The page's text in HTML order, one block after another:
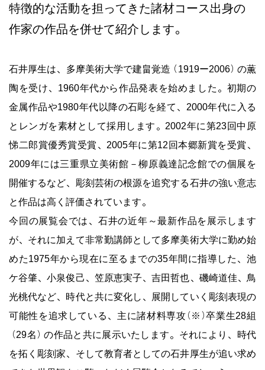
特徴的な活動を担ってきた諸材コース出身の
作家の作品を併せて紹介します。
石井厚生は、多摩美術大学で建畠覚造（1919ー2006）の薫
陶を受け、1960年代から作品発表を始めました。初期の
金属作品や1980年代以降の石彫を経て、2000年代に入る
とレンガを素材として採用します。2002年に第23回中原
悌二郎賞優秀賞受賞、2005年に第12回本郷新賞を受賞、
2009年には三重県立美術館－柳原義達記念館での個展を
開催するなど、彫刻芸術の根源を追究する石井の強い意志
と作品は高く評価されています。
今回の展覧会では、石井の近年～最新作品を展示します
が、それに加えて非常勤講師として多摩美術大学に勤め始
めた1975年から現在に至るまでの35年間に指導した、池
ケ谷肇、小泉俊己、笠原恵実子、吉田哲也、磯崎道佳、鳥
光桃代など、時代と共に変化し、展開していく彫刻表現の
可能性を追求している、主に諸材料専攻(※)卒業生28組
（29名）の作品と共に展示いたします。それにより、時代
を拓く彫刻家、そして教育者としての石井厚生が追い求め